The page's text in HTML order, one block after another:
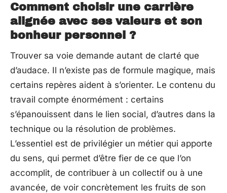
Comment choisir une carrière
alignée avec ses valeurs et son
bonheur personnel ?
Trouver sa voie demande autant de clarté que
d’audace. Il n’existe pas de formule magique, mais
certains repères aident à s’orienter. Le contenu du
travail compte énormément : certains
s’épanouissent dans le lien social, d’autres dans la
technique ou la résolution de problèmes.
L’essentiel est de privilégier un métier qui apporte
du sens, qui permet d’être fier de ce que l’on
accomplit, de contribuer à un collectif ou à une
avancée, de voir concrètement les fruits de son